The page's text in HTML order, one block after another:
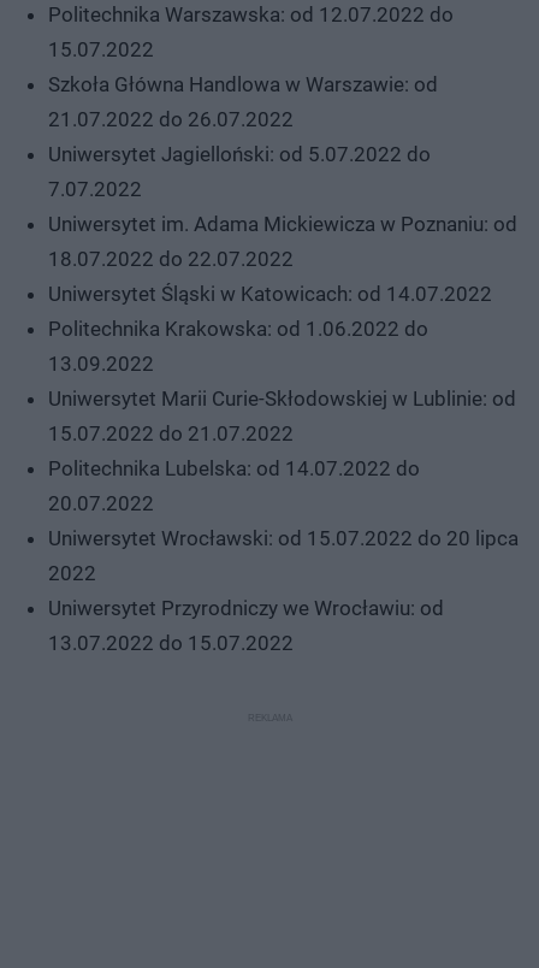
Politechnika Warszawska: od 12.07.2022 do
15.07.2022
Szkoła Główna Handlowa w Warszawie: od
21.07.2022 do 26.07.2022
Uniwersytet Jagielloński: od 5.07.2022 do
7.07.2022
Uniwersytet im. Adama Mickiewicza w Poznaniu: od
18.07.2022 do 22.07.2022
Uniwersytet Śląski w Katowicach: od 14.07.2022
Politechnika Krakowska: od 1.06.2022 do
13.09.2022
Uniwersytet Marii Curie-Skłodowskiej w Lublinie: od
15.07.2022 do 21.07.2022
Politechnika Lubelska: od 14.07.2022 do
20.07.2022
Uniwersytet Wrocławski: od 15.07.2022 do 20 lipca
2022
Uniwersytet Przyrodniczy we Wrocławiu: od
13.07.2022 do 15.07.2022